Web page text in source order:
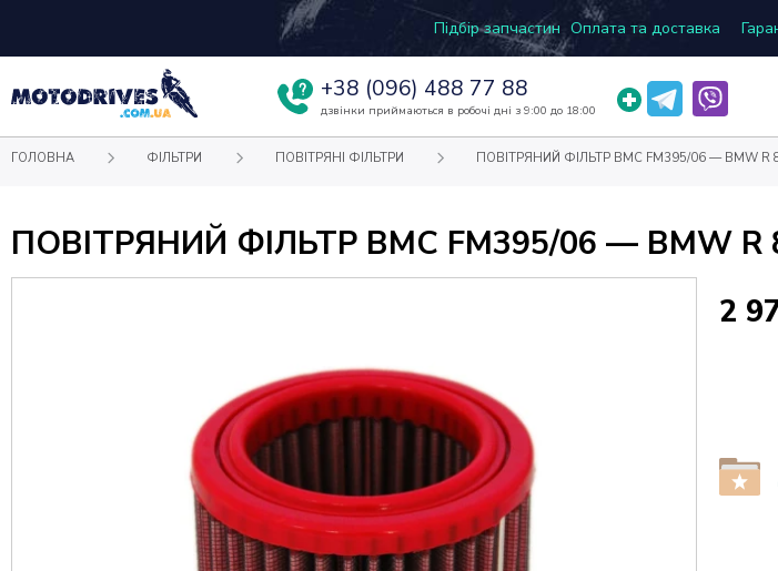
Підбір запчастин Оплата та доставка
+38 (096) 488 77 88
дзвінки приймаються в робочі дні з 9:00 до 18:00
ГОЛОВНА ФІЛЬТРИ ПОВІТРЯНІ ФІЛЬТРИ ПОВІТРЯНИЙ ФІЛЬТР BMC FM395/06 — BMW R
ПОВІТРЯНИЙ ФІЛЬТР BMC FM395/06 — BMW R
2